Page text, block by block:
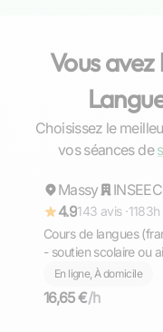
Vous
Choisissez le
vos séances de
Répond rapidement
Anouar
Massy
4.9143 avis ·
Cours de langues
- soutien scolaire ou
adultes
En ligne, À domicile
16,65 €/h